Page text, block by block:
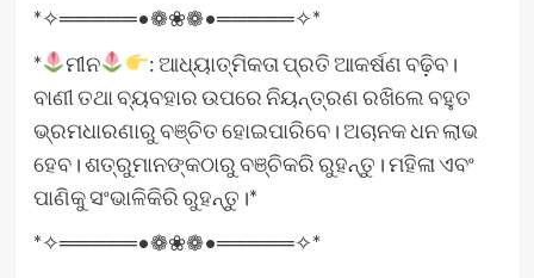
*✧═════•❁❀❁•═════✧*
*
ମୀନ
: ଆଧ୍ୟାତ୍ମିକତା ପ୍ରତି ଆକର୍ଷଣ ବଢ଼ିବ।
ବାଣୀ ତଥା ବ୍ୟବହାର ଉପରେ ନିୟନ୍ତ୍ରଣ ରଖିଲେ ବହୁତ
ଭ୍ରମଧାରଣାରୁ ବଞ୍ଚିତ ହୋଇପାରିବେ। ଅଚାନକ ଧନ ଲାଭ
ହେବ। ଶତ୍ରୁମାନଙ୍କଠାରୁ ବଞ୍ଚିକରି ରୁହନ୍ତୁ। ମହିଳା ଏବଂ
ପାଣିକୁ ସଂଭାଳିକିରି ରୁହନ୍ତୁ।*
*✧═════•❁❀❁•═════✧*